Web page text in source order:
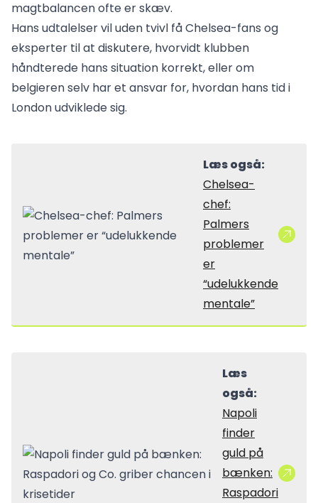
magtbalancen ofte er skæv.
Hans udtalelser vil uden tvivl få Chelsea-fans og
eksperter til at diskutere, hvorvidt klubben
håndterede hans situation korrekt, eller om
belgieren selv har et ansvar for, hvordan hans tid i
London udviklede sig.
Læs også:
Chelsea-
chef:
Palmers
problemer
er
“udelukkende
mentale”
Læs
også:
Napoli
finder
guld på
bænken:
Raspadori